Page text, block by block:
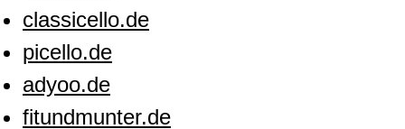
classicello.de
picello.de
adyoo.de
fitundmunter.de